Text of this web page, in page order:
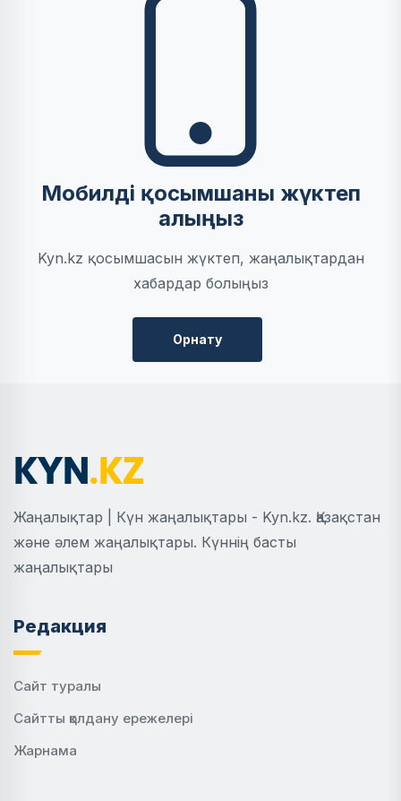
Мобилді қосымшаны жүктеп
алыңыз
Kyn.kz қосымшасын жүктеп, жаңалықтардан
хабардар болыңыз
Орнату
Жаңалықтар | Күн жаңалықтары - Kyn.kz. Қазақстан
және әлем жаңалықтары. Күннің басты
жаңалықтары
Редакция
Сайт туралы
Сайтты қолдану ережелері
Жарнама